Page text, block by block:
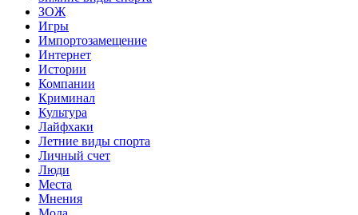
ЗОЖ
Игры
Импортозамещение
Интернет
Истории
Компании
Криминал
Культура
Лайфхаки
Летние виды спорта
Личный счет
Люди
Места
Мнения